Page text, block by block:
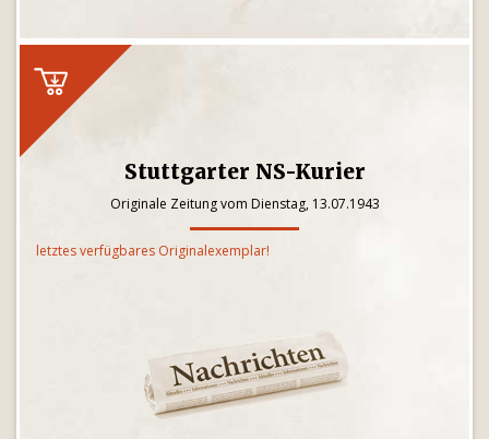
Stuttgarter NS-Kurier
Originale Zeitung vom Dienstag, 13.07.1943
letztes verfügbares Originalexemplar!